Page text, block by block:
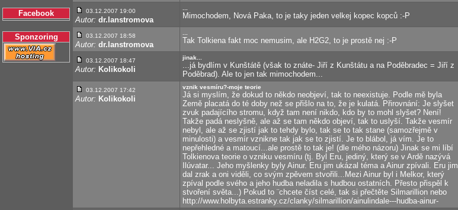
Facebook
Sponzoring
03.12.2007 19:00
Autor: dr.lanstromova Mimochodem, Nová Paka, to je taky jeden velkej kopec kopců :-P
03.12.2007 18:58
Autor: dr.lanstromova Tak Tolkiena fakt moc nemusim, ale H2G2, to je prostě nej :-P
03.12.2007 18:47
Autor: Kolikokoli
jinak...
...já bydlím v Kunštátě (však to znáte- Jiří z Kunštátu a na Poděbradec = Jiří z
Poděbrad). Ale to jen tak mimochodem...
03.12.2007 17:42
Autor: Kolikokoli
vznik vesmíru?-moje teorie
Já si myslím, že dokud to někdo neobjeví, tak to neexistuje. Podle mě byla
Země placatá do té doby než se přišlo na to, že je kulatá. Přirovnání: Je slyšet
zvuk padajícího stromu, když tam není nikdo, kdo by to mohl slyšet? Není!
Takže padá neslyšně, ale až se tam někdo objeví, tak to uslyší. Takže vesmír
nebyl, ale až se zjistí jak to tehdy bylo, tak se to tak stane (samozřejmě v
minulosti) a vesmír vznikne tak jak se to zjistí. Je to blábol, já vím. Je to
nepřehledné a matoucí...ale prostě to tak je! (dle mého názoru) Jinak se mi líbí
Tolkienova teorie o vzniku vesmíru (tj. Byl Eru, jediný, který se v Ardě nazývá
Ilúvatar... Jeho myšlenky byly Ainur. Eru jim ukázal téma a Ainur zpívali. Eru jim
dal zrak a oni viděli, co svým zpěvem stvořili...Mezi Ainur byl i Melkor, který
zpíval podle svého a jeho hudba neladila s hudbou ostatních. Přesto přispěl k
stvoření světa...) Pokud to ¨chcete číst celé, tak si přečtěte Silmarillion nebo
http://www.holbyta.estranky.cz/clanky/silmarillion/ainulindale---hudba-ainur-